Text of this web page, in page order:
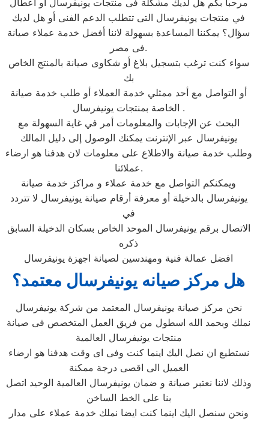
مرحبا بكم هل لديك مشكلة فى منتجات يونيفرسال أو أعطال
في منتجات يونيفرسال التى تتطلب الدعم الفنى أو هل لديك
سؤال؟ يمكننا المساعدة بسهولة لاننا أفضل خدمة عملاء صيانة
فى مصر.
سواء كنت ترغب بتسجيل بلاغ أو شكاوى صيانة بالمنتج الخاص
بك
أو التواصل مع أحد ممثلي خدمة العملاء أو طلب خدمة صيانة
الخاصة بمنتجات يونيفرسال .
البحث عن الإجابات والمعلومات أمر في غاية السهولة مع
يونيفرسال عبر الإنترنت يمكنك الوصول إلى دليل المالك
وطلب خدمة صيانة والاطلاع على معلومات لان هدفنا هو ارضاء
عملائنا.
ويمكنكم التواصل مع خدمة عملاء و مراكز خدمة صيانة
يونيفرسال بالدخيلة أو معرفة أرقام صيانة يونيفرسال لا تتردد
في
الاتصال برقم يونيفرسال الموحد الخاص بسكان الدخيلة السابق
ذكره
افضل عمالة فنية ومهندسين لصيانة اجهزة يونيفرسال
هل مركز صيانه يونيفرسال معتمد؟
نحن مركز صيانة يونيفرسال المعتمد من شركة يونيفرسال
نملك وبحمد الله اسطول من فريق العمل المتخصص فى صيانة
منتجات يونيفرسال العالمية
نستطيع ان نصل اليك اينما كنت وفى اى وقت هدفنا هو ارضاء
العميل الى اقصى درجة ممكنة
وذلك لاننا نعتبر صيانة و ضمان يونيفرسال العالمية الوحيد اتصل
بنا على الخط الساخن
ونحن سنصل اليك اينما كنت ايضا نملك خدمة عملاء على مدار